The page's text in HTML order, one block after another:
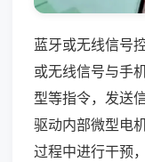
蓝牙或无线信号
或无线信号与手
型等指令，发送
驱动内部微型电
过程中进行干预